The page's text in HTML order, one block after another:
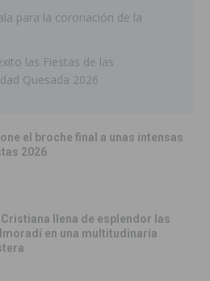
para la coronación de la
las Fiestas de las
Quesada 2026
el broche final a unas intensas
2026
Cristiana llena de esplendor las
en una multitudinaria